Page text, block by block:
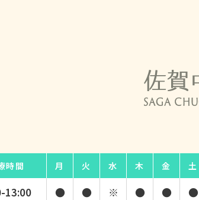
時間 月 火 水 木 金 土
13:00 ● ● ※ ● ● ●